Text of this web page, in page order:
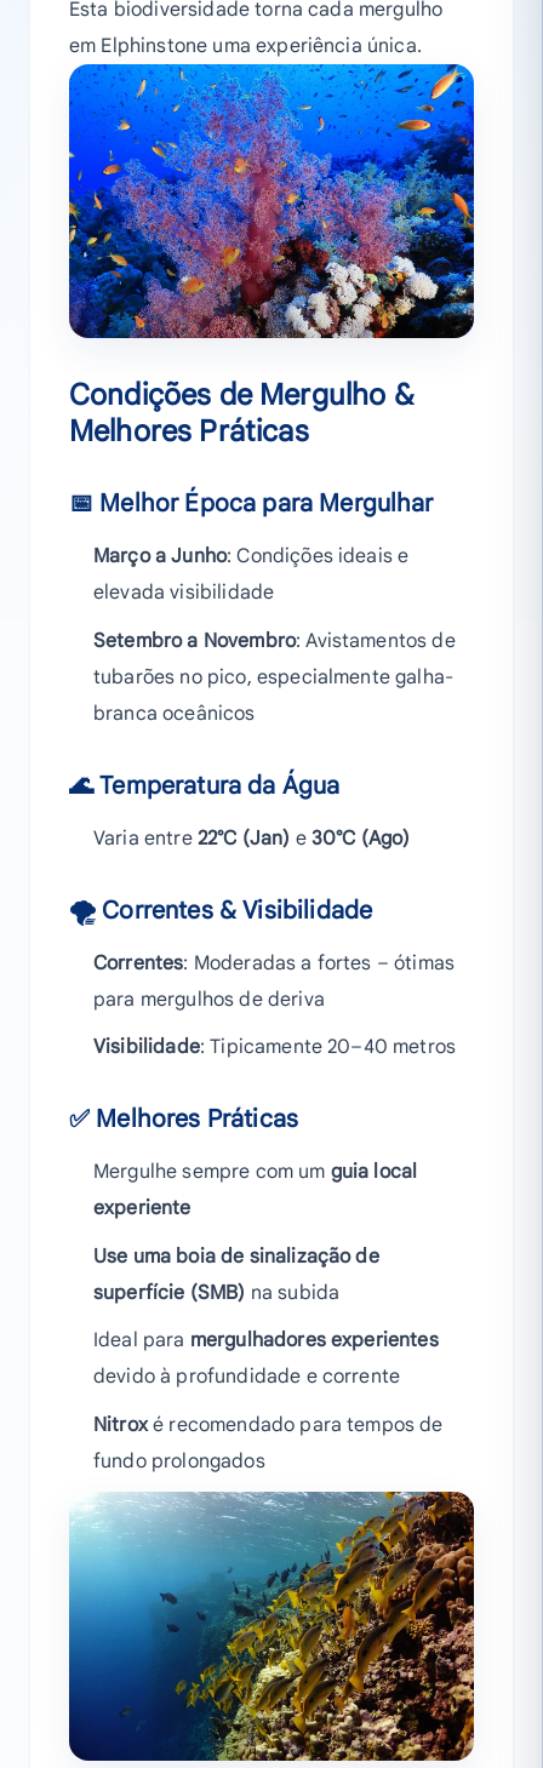
Esta biodiversidade torna cada mergulho
em Elphinstone uma experiência única.
Condições de Mergulho &
Melhores Práticas
📅 Melhor Época para Mergulhar
Março a Junho: Condições ideais e
elevada visibilidade
Setembro a Novembro: Avistamentos de
tubarões no pico, especialmente galha-
branca oceânicos
🌊 Temperatura da Água
Varia entre 22°C (Jan) e30°C (Ago)
🌪️ Correntes & Visibilidade
Correntes: Moderadas a fortes – ótimas
para mergulhos de deriva
Visibilidade: Tipicamente 20–40 metros
✅ Melhores Práticas
Mergulhe sempre com um guia local
experiente
Use uma boia de sinalização de
superfície (SMB) na subida
Ideal para mergulhadores experientes
devido à profundidade e corrente
Nitroxé recomendado para tempos de
fundo prolongados